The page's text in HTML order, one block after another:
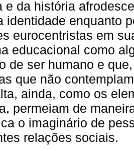
e da história
identidade enquanto
eurocentristas em
educacional como
de ser humano e
que não
ainda, como os
permeiam de
o imaginário de
relações sociais.